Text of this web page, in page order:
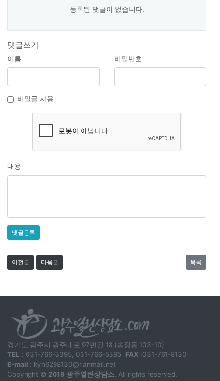
등록된 댓글이 없습니다.
댓글쓰기
이름 비밀번호
비밀글 사용
내용
댓글등록
이전글 다음글 목록
경기도 광주시 광주대로 97번길 18 (송정동 103-10)
TEL : 031-766-3395, 031-766-5395 FAX :031-761-8130
E-mail : kyh6298130@hanmail.net
Copyright © 2019 광주열린상담소. All rights reserved.